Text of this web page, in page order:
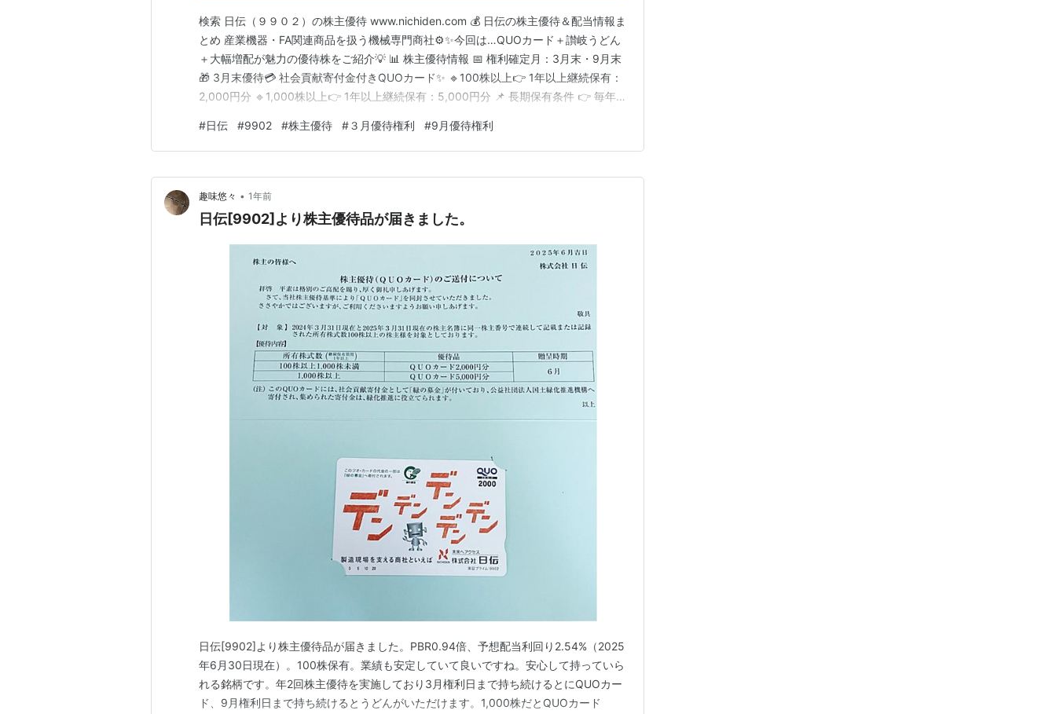
検索 日伝（９９０２）の株主優待 www.nichiden.com 💰 日伝の株主優待＆配当情報ま
とめ 産業機器・FA関連商品を扱う機械専門商社⚙️✨今回は…QUOカード＋讃岐うどん
＋大幅増配が魅力の優待株をご紹介💡 📊 株主優待情報 📅 権利確定月：3月末・9月末
🎁 3月末優待💳 社会貢献寄付金付きQUOカード✨ 🔹100株以上👉 1年以上継続保有：
2,000円分 🔹1,000株以上👉 1年以上継続保有：5,000円分 📌 長期保有条件 👉 毎年3
2024年3月末から開始💡 🎁 9月末優待 🔹100株以上👉 …
#日伝 #9902 #株主優待 #３月優待権利 #9月優待権利
趣味悠々 • 1年前
日伝[9902]より株主優待品が届きました。
日伝[9902]より株主優待品が届きました。PBR0.94倍、予想配当利回り2.54%（2025
年6月30日現在）。100株保有。業績も安定していて良いですね。安心して持っていら
れる銘柄です。年2回株主優待を実施しており3月権利日まで持ち続けるとにQUOカー
ド、9月権利日まで持ち続けるとうどんがいただけます。1,000株だとQUOカード